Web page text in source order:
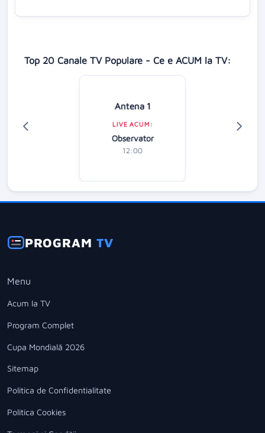
Top 20 Canale TV Populare - Ce e ACUM la TV:
Antena 1
LIVE ACUM:
Observator
12:00
PROGRAMTV
Menu
Acum la TV
Program Complet
Cupa Mondială 2026
Sitemap
Politica de Confidentialitate
Politica Cookies